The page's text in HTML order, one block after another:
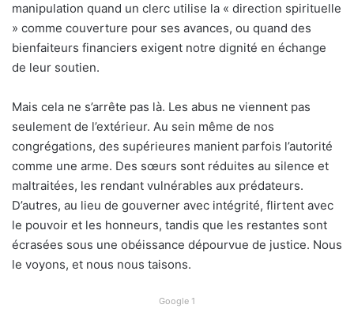
manipulation quand un clerc utilise la « direction spirituelle
» comme couverture pour ses avances, ou quand des
bienfaiteurs financiers exigent notre dignité en échange
de leur soutien.
Mais cela ne s’arrête pas là. Les abus ne viennent pas
seulement de l’extérieur. Au sein même de nos
congrégations, des supérieures manient parfois l’autorité
comme une arme. Des sœurs sont réduites au silence et
maltraitées, les rendant vulnérables aux prédateurs.
D’autres, au lieu de gouverner avec intégrité, flirtent avec
le pouvoir et les honneurs, tandis que les restantes sont
écrasées sous une obéissance dépourvue de justice. Nous
le voyons, et nous nous taisons.
Google 1